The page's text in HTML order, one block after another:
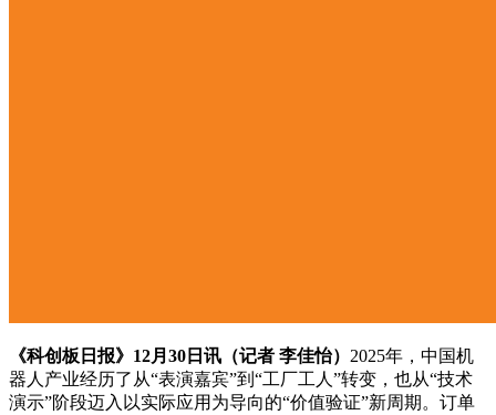
《科创板日报》12月30日讯（记者 李佳怡） 2025年，中国机
器人产业经历了从“表演嘉宾”到“工厂工人”转变，也从“技术
演示”阶段迈入以实际应用为导向的“价值验证”新周期。订单